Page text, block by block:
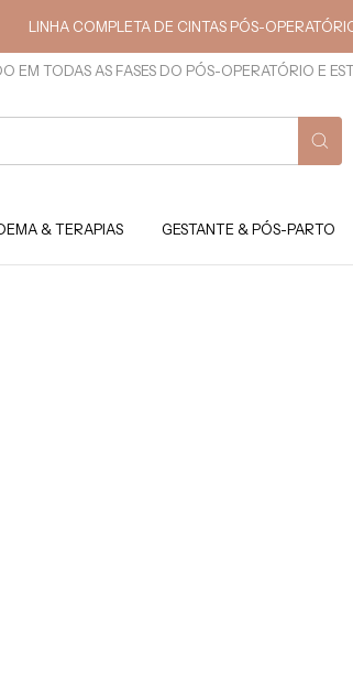
COMPLETA DE CINTAS PÓS-OPERATÓRIO E
EM TODAS AS FASES DO PÓS-OPERATÓRIO E
& TERAPIAS GESTANTE & PÓS-PARTO